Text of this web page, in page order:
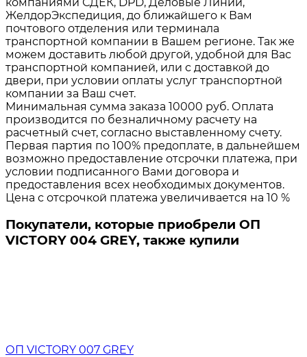
ЖелдорЭкспедиция, до ближайшего к Вам
почтового отделения или терминала
транспортной компании в Вашем регионе. Так же
можем доставить любой другой, удобной для Вас
транспортной компанией, или с доставкой до
двери, при условии оплаты услуг транспортной
компании за Ваш счет.
Минимальная сумма заказа 10000 руб. Оплата
производится по безналичному расчету на
расчетный счет, согласно выставленному счету.
Первая партия по 100% предоплате, в дальнейшем
возможно предоставление отсрочки платежа, при
условии подписанного Вами договора и
предоставления всех необходимых документов.
Цена с отсрочкой платежа увеличивается на 10 %
Покупатели, которые приобрели ОП
VICTORY 004 GREY, также купили
ОП VICTORY 007 GREY